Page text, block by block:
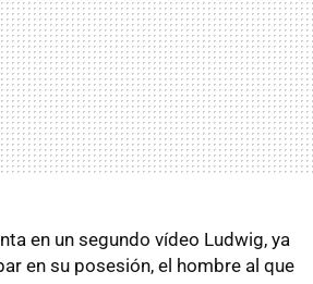
en un segundo vídeo Ludwig, ya
en su posesión, el hombre al que